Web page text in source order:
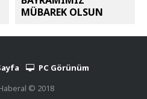
MÜBAREK OLSUN
PC Görünüm
© 2018